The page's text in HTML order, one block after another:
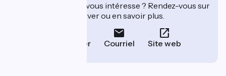
Cet établissement vous intéresse ? Rendez-vous sur
leur site pour réserver ou en savoir plus.
Téléphoner Courriel Site web